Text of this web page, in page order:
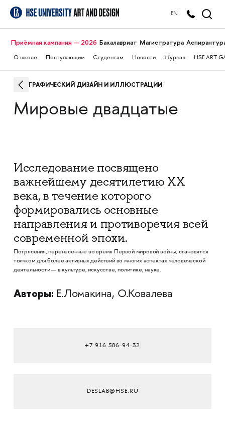
EN
Приёмная кампания — 2026 Бакалавриат Магистратура
О школе Поступающим Студентам Новости Журнал HSE ART
ГРАФИЧЕСКИЙ ДИЗАЙН И ИЛЛЮСТРАЦИИ
Мировые двадцатые
Исследование посвящено
важнейшему десятилетию ХХ
века, в течение которого
формировались основные
направления и противоречия всей
современной эпохи.
Потрясения, перенесенные во время Первой мировой войны, становятся
толчком для более активных действий во многих аспектах человеческой
деятельности — в культуре, искусстве, политике, науке.
Авторы: Е.Ломакина, О.Ковалева
+7 916 586-94-32
DESLAB@HSE.RU